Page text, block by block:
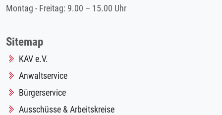
Montag - Freitag: 9.00 – 15.00 Uhr
Sitemap
KAV e.V.
Anwaltservice
Bürgerservice
Ausschüsse & Arbeitskreise